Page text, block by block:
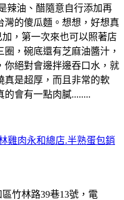
辣油、醋隨意自行添加再
灣的傻瓜麵。想想，好想真
，第一次來也可以照著店
，碗底還有芝麻油醬汁，
你絕對會邊拌邊吞口水，就
真是超厚，而且非常的軟
會有一點肉膩........
雞肉永和總店.半熟蛋包銷
竹林路39巷13號，電